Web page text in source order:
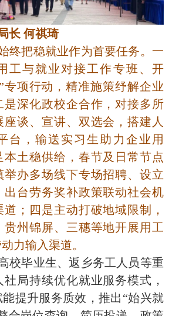
长 何祺琦
终把稳就业作为首要任务。一
工与就业对接工作专班、开
专项行动，精准施策纾解企业
是深化政校企合作，对接多所
座谈、宣讲、双选会，搭建人
台，输送实习生助力企业用
本土稳供给，春节及日常节点
举办多场线下专场招聘、设立
出台劳务奖补政策联动社会机
；四是主动打破地域限制，
贵州锦屏、三穗等地开展用工
力输入渠道。
校毕业生、返乡务工人员等重
社局持续优化就业服务模式，
提升服务质效，推出“始兴就